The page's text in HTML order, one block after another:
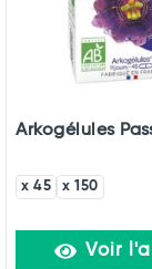
Arkogélules
x 45 x 150
Voir